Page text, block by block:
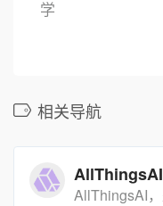
学
相关导航
AllThingsAI